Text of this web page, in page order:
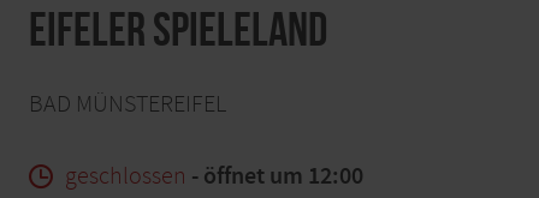
Eifeler Spieleland
BAD MÜNSTEREIFEL
geschlossen - öffnet um 12:00